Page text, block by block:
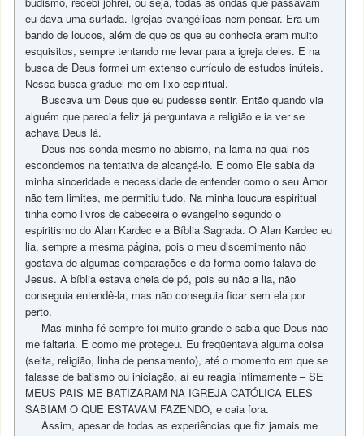
eu dava uma surfada. Igrejas evangélicas nem pensar. Era um
bando de loucos, além de que os que eu conhecia eram muito
esquisitos, sempre tentando me levar para a igreja deles. E na
busca de Deus formei um extenso currículo de estudos inúteis.
Nessa busca graduei-me em lixo espiritual.
Buscava um Deus que eu pudesse sentir. Então quando via
alguém que parecia feliz já perguntava a religião e ia ver se
achava Deus lá.
Deus nos sonda mesmo no abismo, na lama na qual nos
escondemos na tentativa de alcançá-lo. E como Ele sabia da
minha sinceridade e necessidade de entender como o seu Amor
não tem limites, me permitiu tudo. Na minha loucura espiritual
tinha como livros de cabeceira o evangelho segundo o
espiritismo do Alan Kardec e a Bíblia Sagrada. O Alan Kardec eu
lia, sempre a mesma página, pois o meu discernimento não
gostava de algumas comparações e da forma como falava de
Jesus. A bíblia estava cheia de pó, pois eu não a lia, não
conseguia entendê-la, mas não conseguia ficar sem ela por
perto.
Mas minha fé sempre foi muito grande e sabia que Deus não
me faltaria. E como me protegeu. Eu freqüentava alguma coisa
(seita, religião, linha de pensamento), até o momento em que se
falasse de batismo ou iniciação, aí eu reagia intimamente – SE
MEUS PAIS ME BATIZARAM NA IGREJA CATÓLICA ELES
SABIAM O QUE ESTAVAM FAZENDO, e caia fora.
Assim, apesar de todas as experiências que fiz jamais me